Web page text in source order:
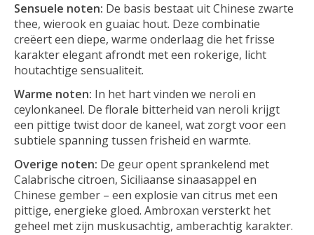
Sensuele noten: De basis bestaat uit Chinese zwarte
thee, wierook en guaiac hout. Deze combinatie
creëert een diepe, warme onderlaag die het frisse
karakter elegant afrondt met een rokerige, licht
houtachtige sensualiteit.
Warme noten: In het hart vinden we neroli en
ceylonkaneel. De florale bitterheid van neroli krijgt
een pittige twist door de kaneel, wat zorgt voor een
subtiele spanning tussen frisheid en warmte.
Overige noten: De geur opent sprankelend met
Calabrische citroen, Siciliaanse sinaasappel en
Chinese gember – een explosie van citrus met een
pittige, energieke gloed. Ambroxan versterkt het
geheel met zijn muskusachtig, amberachtig karakter.